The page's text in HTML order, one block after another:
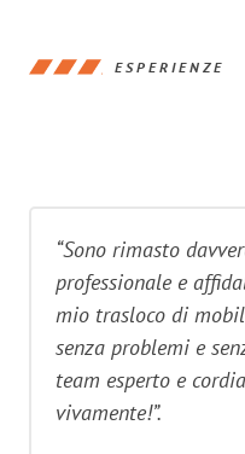
ESPERIENZE
“Sono rimasto
professionale e
mio trasloco di
senza problemi e
team esperto e
vivamente!”.